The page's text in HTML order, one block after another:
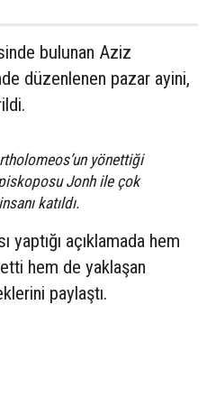
bulunan Aziz
düzenlenen pazar ayini,
yönettiği
Jonh ile çok
katıldı.
açıklamada hem
hem de yaklaşan
paylaştı.